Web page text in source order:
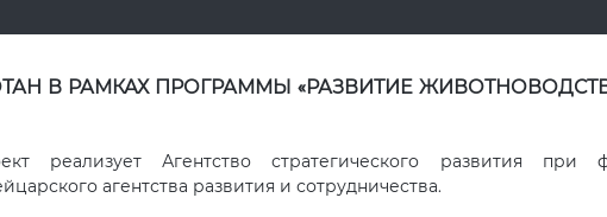
В РАМКАХ ПРОГРАММЫ «РАЗВИТИЕ
реализует Агентство стратегического развития при
агентства развития и сотрудничества.